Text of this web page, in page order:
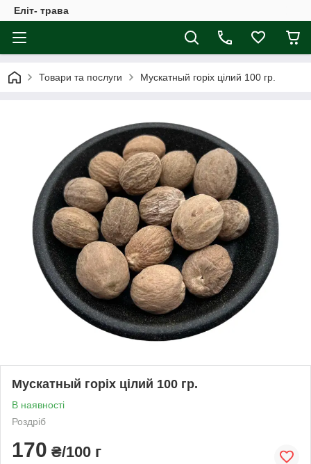
Еліт- трава
Товари та послуги Мускатный горіх цілий 100 гр.
Мускатный горіх цілий 100 гр.
В наявності
Роздріб
170 ₴/100 г